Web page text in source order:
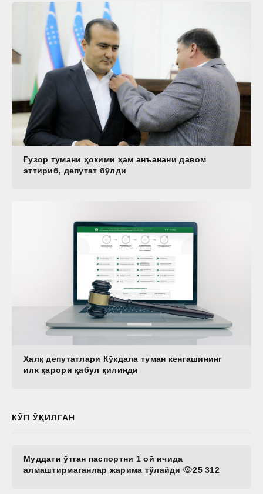
Ғузор тумани ҳокими ҳам анъанани давом
эттириб, депутат бўлди
Халқ депутатлари Кўкдала туман кенгашининг
илк қарори қабул қилинди
КЎП ЎҚИЛГАН
Муддати ўтган паспортни 1 ой ичида
алмаштирмаганлар жарима тўлайди
25 312